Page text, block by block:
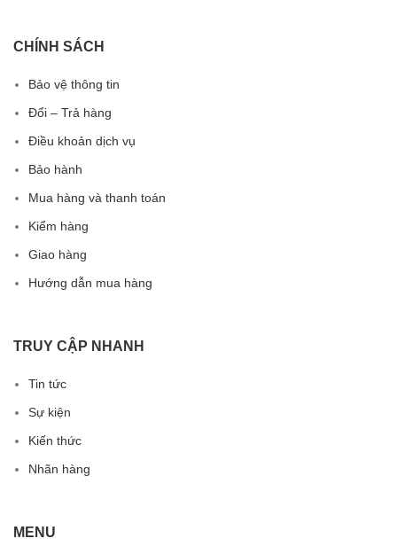
CHÍNH SÁCH
Bảo vệ thông tin
Đổi – Trả hàng
Điều khoản dịch vụ
Bảo hành
Mua hàng và thanh toán
Kiểm hàng
Giao hàng
Hướng dẫn mua hàng
TRUY CẬP NHANH
Tin tức
Sự kiện
Kiến thức
Nhãn hàng
MENU